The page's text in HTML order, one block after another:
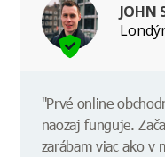
JOHN
"Prvé online
naozaj funguje.
zarábam viac ako v